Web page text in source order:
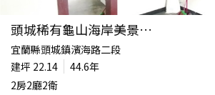
頭城稀有龜山海岸美景透天
宜蘭縣頭城鎮濱海路二段
建坪 22.14
44.6年
2房2廳2衛